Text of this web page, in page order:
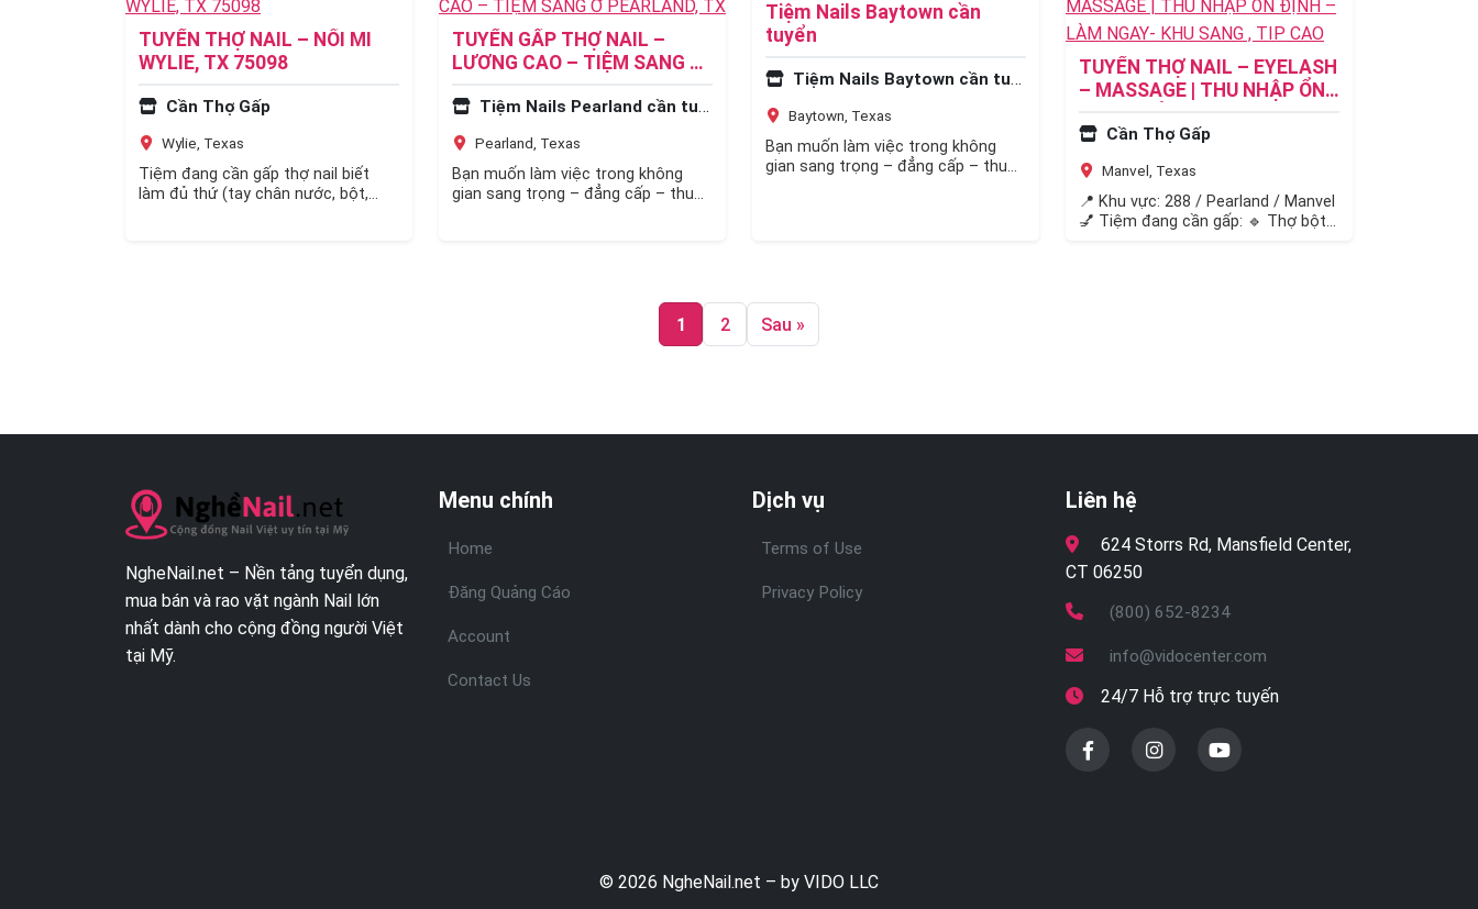
TUYỂN THỢ NAIL – NỐI MI
WYLIE, TX 75098
Cần Thợ Gấp
Wylie, Texas
Tiệm đang cần gấp thợ nail biết
làm đủ thứ (tay chân nước, bột,
TUYỂN GẤP THỢ NAIL –
LƯƠNG CAO – TIỆM SANG Ở
Tiệm Nails Pearland cần tuyển
Pearland, Texas
Bạn muốn làm việc trong không
gian sang trọng – đẳng cấp – thu
Tiệm Nails Baytown cần
tuyển
Tiệm Nails Baytown cần tuyển
Baytown, Texas
Bạn muốn làm việc trong không
gian sang trọng – đẳng cấp – thu
TUYỂN THỢ NAIL – EYELASH
– MASSAGE | THU NHẬP ỔN
SANG , TIP CAO
Cần Thợ Gấp
Manvel, Texas
📍 Khu vực: 288 / Pearland / Manvel
💅 Tiệm đang cần gấp: 🔹 Thợ bột
1 2 Sau »
NgheNail.net – Nền tảng tuyển dụng,
mua bán và rao vặt ngành Nail lớn
nhất dành cho cộng đồng người Việt
tại Mỹ.
Menu chính
Home
Đăng Quảng Cáo
Account
Contact Us
Dịch vụ
Terms of Use
Privacy Policy
Liên hệ
624 Storrs Rd, Mansfield Center,
CT 06250
(800) 652-8234
info@vidocenter.com
24/7 Hỗ trợ trực tuyến
© 2026 NgheNail.net – by VIDO LLC